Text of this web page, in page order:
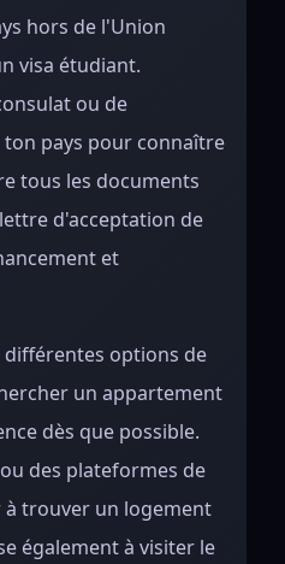
hors de l'Union
visa étudiant.
ou de
ton pays pour connaître
tous les documents
d'acceptation de
et
différentes options de
un appartement
dès que possible.
des plateformes de
à trouver un logement
également à visiter le